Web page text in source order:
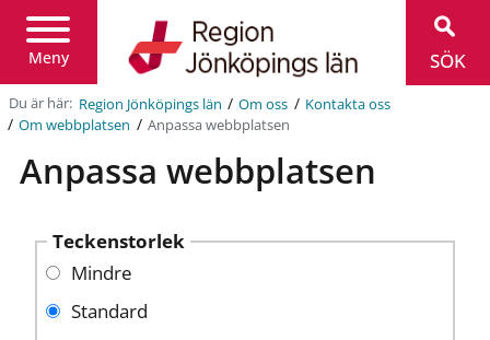
Meny
Jönköpings
län
SÖK
Du är här: Region Jönköpings län / Om oss / Kontakta oss
/ Om webbplatsen / Anpassa webbplatsen
Anpassa webbplatsen
Teckenstorlek
Mindre
Standard